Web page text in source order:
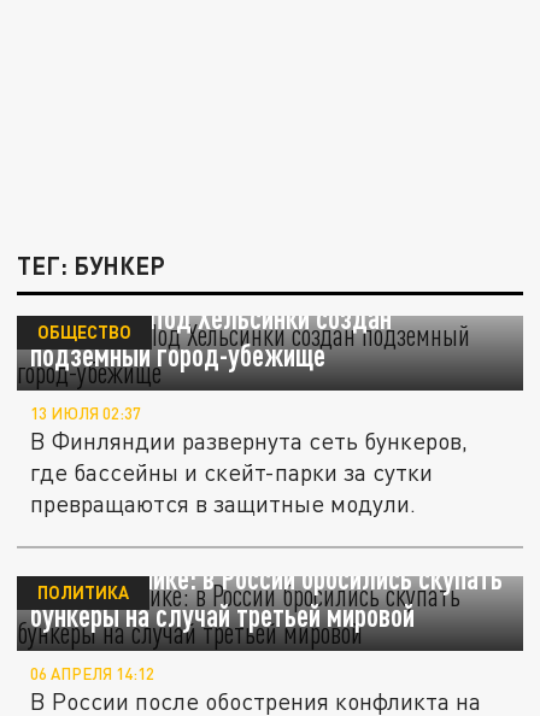
ТЕГ: БУНКЕР
The Times: Под Хельсинки создан
подземный город-убежище
ОБЩЕСТВО
13 ИЮЛЯ 02:37
В Финляндии развернута сеть бункеров,
где бассейны и скейт-парки за сутки
превращаются в защитные модули.
Элита в панике: в России бросились скупать
бункеры на случай третьей мировой
ПОЛИТИКА
06 АПРЕЛЯ 14:12
В России после обострения конфликта на